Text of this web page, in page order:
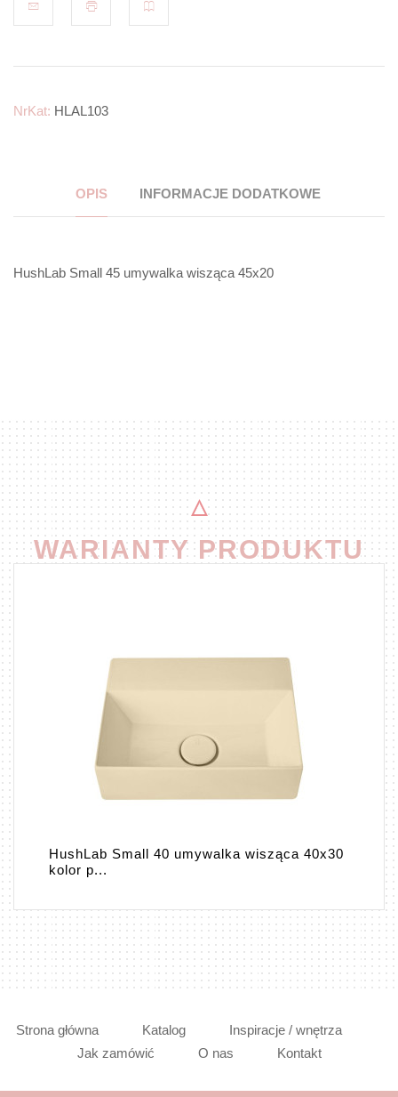
NrKat: HLAL103
OPIS INFORMACJE DODATKOWE
HushLab Small 45 umywalka wisząca 45x20
WARIANTY PRODUKTU
HushLab Small 40 umywalka wisząca 40x30
kolor p...
Strona główna Katalog
Inspiracje / wnętrza
Jak zamówić
O nas Kontakt